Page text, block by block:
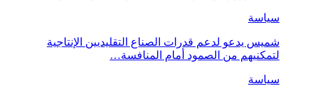
سياسة
شميس يدعو لدعم قدرات الصناع التقليديين الإنتاجية
لتمكنيهم من الصمود أمام المنافسة…
سياسة